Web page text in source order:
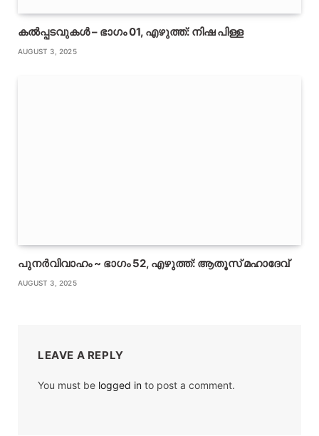
കൽപ്പടവുകൾ – ഭാഗം 01, എഴുത്ത്: നിഷ പിള്ള
AUGUST 3, 2025
പുനർവിവാഹം ~ ഭാഗം 52, എഴുത്ത്: ആതൂസ് മഹാദേവ്
AUGUST 3, 2025
LEAVE A REPLY
You must be logged in to post a comment.